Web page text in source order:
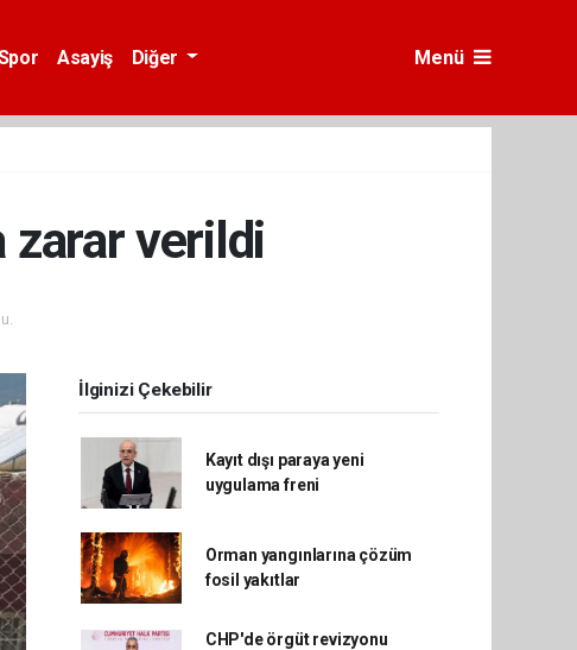
Asayiş Diğer Menü
zarar verildi
İlginizi Çekebilir
Kayıt dışı paraya yeni
uygulama freni
Orman yangınlarına çözüm
fosil yakıtlar
CHP'de örgüt revizyonu